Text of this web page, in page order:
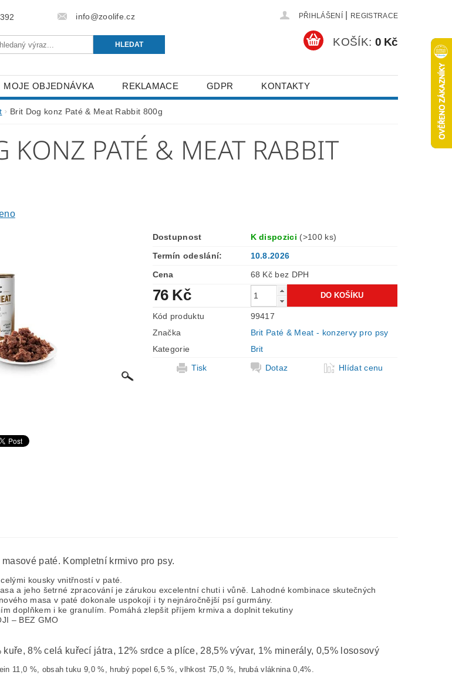
info@zoolife.cz PŘIHLÁŠENÍ REGISTRACE
KOŠÍK: 0 Kč
MOJE OBJEDNÁVKA REKLAMACE GDPR KONTAKTY
Brit Dog konz Paté & Meat Rabbit 800g
KONZ PATÉ & MEAT RABBIT
Dostupnost K dispozici (>100 ks)
Termín odeslání:
10.8.2026
Cena
68 Kč bez DPH
76 Kč
Kód produktu
99417
Značka
Brit Paté & Meat - konzervy pro psy
Kategorie
Brit
Tisk
Dotaz Hlídat cenu
paté. Kompletní krmivo pro psy.
kousky vnitřností v paté.
a jeho šetrné zpracování je zárukou excelentní chuti i vůně. Lahodné kombinace skutečných
masa v paté dokonale uspokojí i ty nejnáročnější psí gurmány.
doplňkem i ke granulím. Pomáhá zlepšit příjem krmiva a doplnit tekutiny
– BEZ GMO
kuře, 8% celá kuřecí játra, 12% srdce a plíce, 28,5% vývar, 1% minerály, 0,5% lososový
11,0 %, obsah tuku 9,0 %, hrubý popel 6,5 %, vlhkost 75,0 %, hrubá vláknina 0,4%.